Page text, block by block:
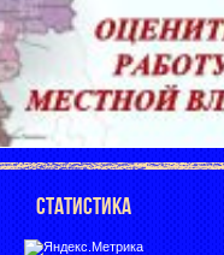
СТАТИСТИКА